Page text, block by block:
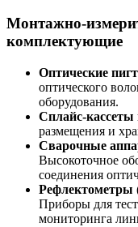
Монтажно-
комплектующие
Оптические
оптического
оборудования.
Сплайс-
размещения и
Сварочные
Высокоточное
соединения
Рефлектометры
Приборы для
мониторинга